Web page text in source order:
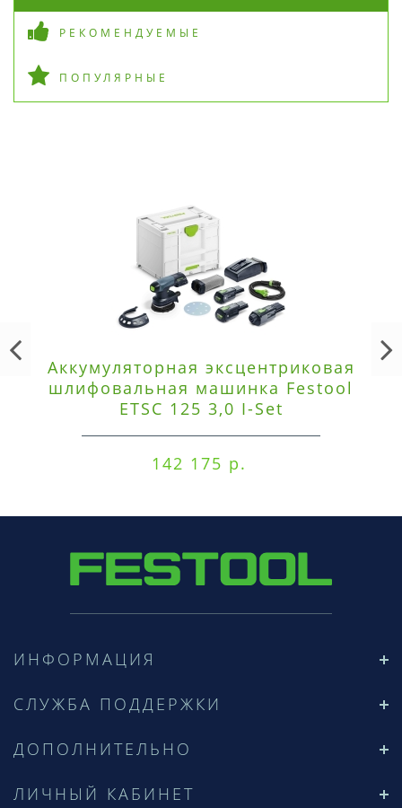
РЕКОМЕНДУЕМЫЕ
ПОПУЛЯРНЫЕ
Аккумуляторная эксцентриковая
шлифовальная машинка Festool
ETSC 125 3,0 I-Set
142 175 р.
ИНФОРМАЦИЯ
СЛУЖБА ПОДДЕРЖКИ
ДОПОЛНИТЕЛЬНО
ЛИЧНЫЙ КАБИНЕТ